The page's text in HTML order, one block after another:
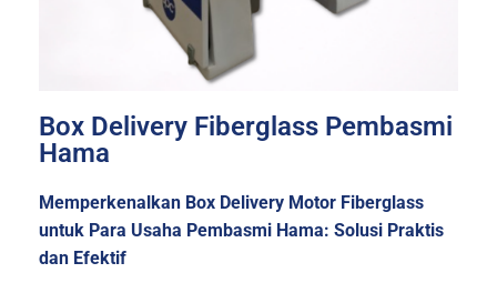
Box Delivery Fiberglass Pembasmi
Hama
Memperkenalkan Box Delivery Motor Fiberglass
untuk Para Usaha Pembasmi Hama: Solusi Praktis
dan Efektif